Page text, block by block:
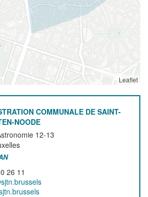
Leaflet
COMMUNALE DE SAINT-
NOODE
12-13
26 11